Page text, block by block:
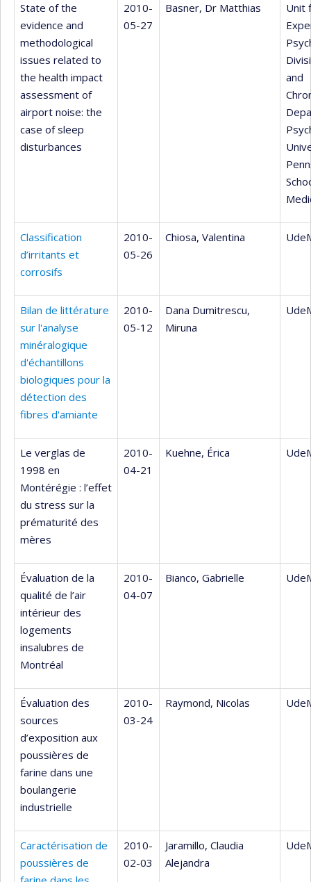
State of the
evidence and
methodological
issues related to
the health impact
assessment of
airport noise: the
case of sleep
disturbances
2010-
05-27
Basner, Dr Matthias
Unit
and
Classification
d’irritants et
corrosifs
2010-
05-26
Chiosa, Valentina
Bilan de littérature
sur l'analyse
minéralogique
d'échantillons
biologiques pour la
détection des
fibres d'amiante
2010-
05-12
Dana Dumitrescu,
Miruna
Le verglas de
1998 en
Montérégie : l’effet
du stress sur la
prématurité des
mères
2010-
04-21
Kuehne, Érica
Évaluation de la
qualité de l’air
intérieur des
logements
insalubres de
Montréal
2010-
04-07
Bianco, Gabrielle
Évaluation des
sources
d’exposition aux
poussières de
farine dans une
boulangerie
industrielle
2010-
03-24
Raymond, Nicolas
Caractérisation de
poussières de
2010-
02-03
Jaramillo, Claudia
Alejandra